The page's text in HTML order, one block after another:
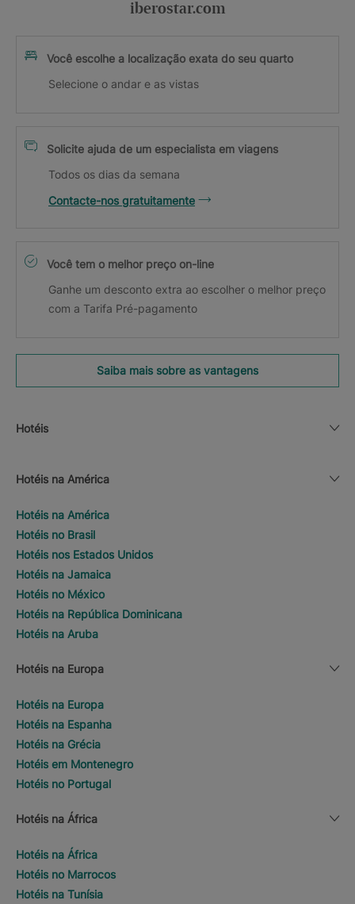
iberostar.com
Você escolhe a localização exata do seu quarto
Selecione o andar e as vistas
Solicite ajuda de um especialista em viagens
Todos os dias da semana
Contacte-nos gratuitamente
Você tem o melhor preço on-line
Ganhe um desconto extra ao escolher o melhor preço
com a Tarifa Pré-pagamento
Saiba mais sobre as vantagens
Hotéis
Hotéis na América
Hotéis na América
Hotéis no Brasil
Hotéis nos Estados Unidos
Hotéis na Jamaica
Hotéis no México
Hotéis na República Dominicana
Hotéis na Aruba
Hotéis na Europa
Hotéis na Europa
Hotéis na Espanha
Hotéis na Grécia
Hotéis em Montenegro
Hotéis no Portugal
Hotéis na África
Hotéis na África
Hotéis no Marrocos
Hotéis na Tunísia